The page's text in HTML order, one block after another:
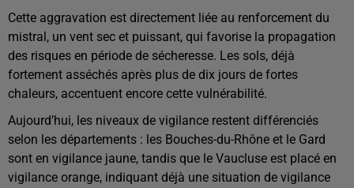
Cette aggravation est directement liée au renforcement du
mistral, un vent sec et puissant, qui favorise la propagation
des risques en période de sécheresse. Les sols, déjà
fortement asséchés après plus de dix jours de fortes
chaleurs, accentuent encore cette vulnérabilité.
Aujourd’hui, les niveaux de vigilance restent différenciés
selon les départements : les Bouches-du-Rhône et le Gard
sont en vigilance jaune, tandis que le Vaucluse est placé en
vigilance orange, indiquant déjà une situation de vigilance